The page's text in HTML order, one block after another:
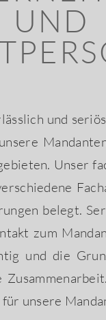
UND
und
Unser
belegt.
zum
und die
unsere